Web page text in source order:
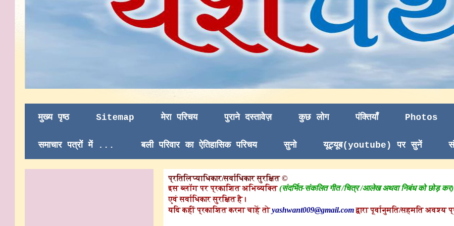
मुख्य पृष्ठ Sitemap मेरा परिचय पुराने दस्तावेज़ कुछ लोग पंक्तियाँ Photos
समाचार पत्रों में ... बली परिवार का ऐतिहासिक परिचय सुनो यूट्यूब(youtube) पर सुनें
प्रतिलिप्याधिकार/सर्वाधिकार सुरक्षित ©
इस ब्लॉग पर प्रकाशित अभिव्यक्ति (संदर्भित-संकलित गीत /चित्र /आलेख अथवा निबंध को छोड़ कर)
एवं सर्वाधिकार सुरक्षित है।
यदि कहीं प्रकाशित करना चाहें तो yashwant009@gmail.comद्वारा पूर्वानुमति/सहमति अवश्य